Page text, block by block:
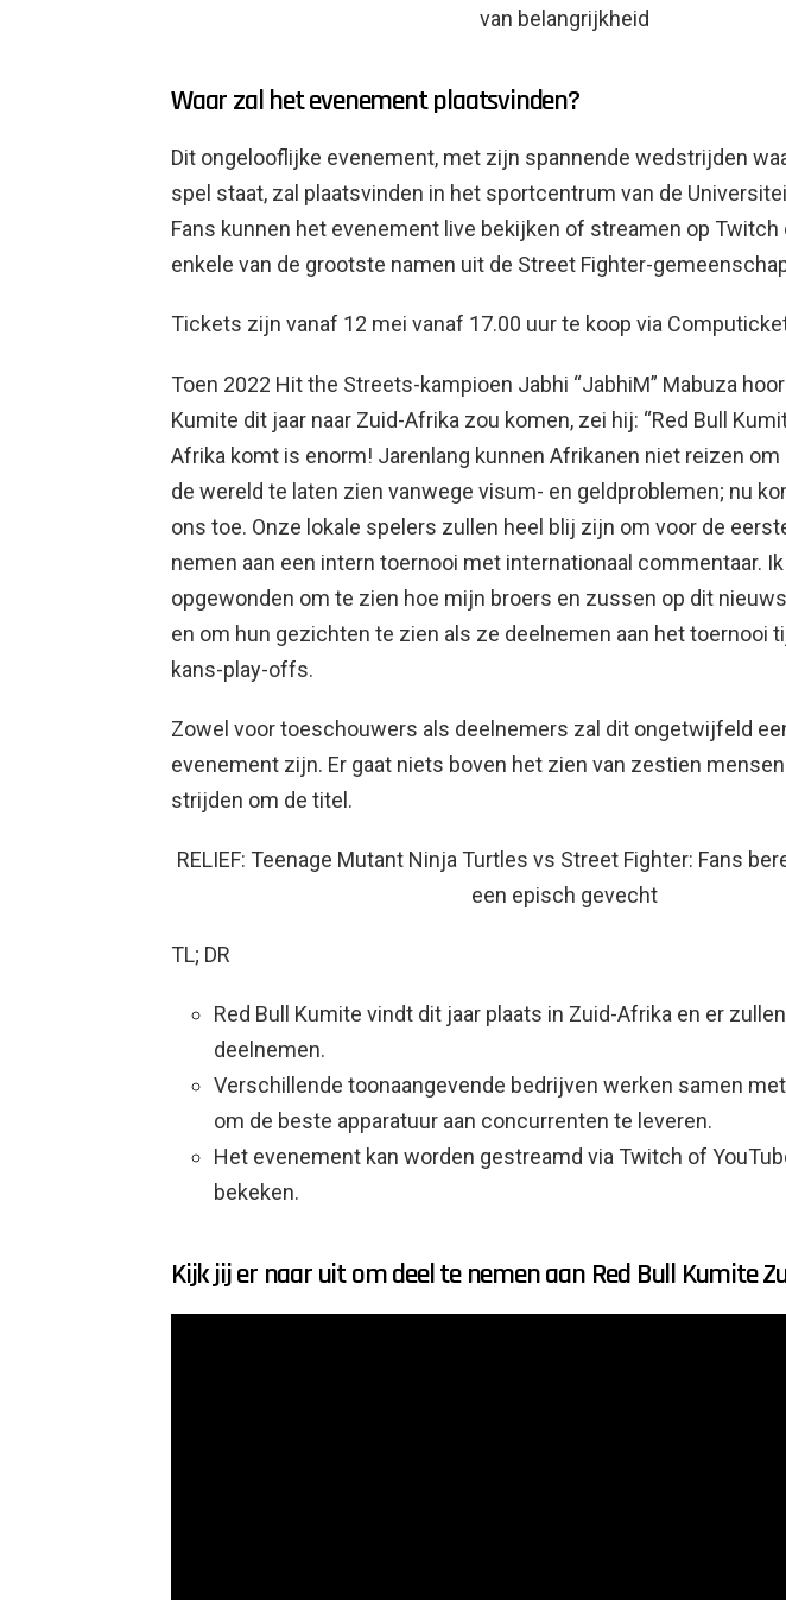
van belangrijkheid
Waar zal het evenement plaatsvinden?
Dit ongelooflijke evenement, met zijn spannende wedstrijden
spel staat, zal plaatsvinden in het sportcentrum van de
Fans kunnen het evenement live bekijken of streamen op Twitch
enkele van de grootste namen uit de Street Fighter-
Tickets zijn vanaf 12 mei vanaf 17.00 uur te koop via
Toen 2022 Hit the Streets-kampioen Jabhi “JabhiM” Mabuza
Kumite dit jaar naar Zuid-Afrika zou komen, zei hij: “Red Bull
Afrika komt is enorm! Jarenlang kunnen Afrikanen niet reizen om
de wereld te laten zien vanwege visum- en geldproblemen; nu
ons toe. Onze lokale spelers zullen heel blij zijn om voor de
nemen aan een intern toernooi met internationaal commentaar.
opgewonden om te zien hoe mijn broers en zussen op dit
en om hun gezichten te zien als ze deelnemen aan het toernooi
kans-play-offs.
Zowel voor toeschouwers als deelnemers zal dit ongetwijfeld
evenement zijn. Er gaat niets boven het zien van zestien mensen
strijden om de titel.
RELIEF: Teenage Mutant Ninja Turtles vs Street Fighter: Fans
een episch gevecht
TL; DR
Red Bull Kumite vindt dit jaar plaats in Zuid-Afrika en er
deelnemen.
Verschillende toonaangevende bedrijven werken samen
om de beste apparatuur aan concurrenten te leveren.
Het evenement kan worden gestreamd via Twitch of
bekeken.
Kijk jij er naar uit om deel te nemen aan Red Bull Kumite